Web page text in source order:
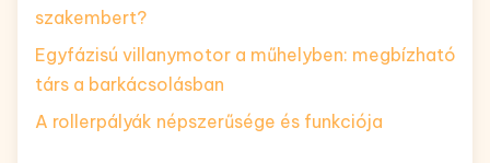
szakembert?
Egyfázisú villanymotor a műhelyben: megbízható
társ a barkácsolásban
A rollerpályák népszerűsége és funkciója